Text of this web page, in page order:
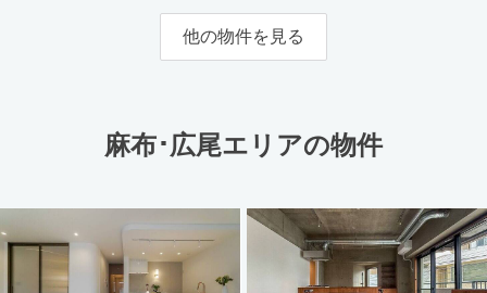
他の物件を見る
麻布･広尾エリアの物件